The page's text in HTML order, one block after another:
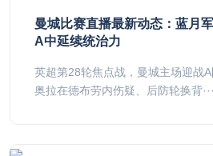
曼城比赛直播最新动态：蓝月
A中延续统治力
英超第28轮焦点战，曼城主场迎战
奥拉在德布劳内伤疑、后防轮换背···